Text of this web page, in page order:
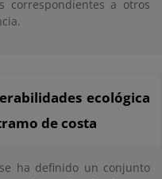
correspondientes a otros
ecológica
de costa
ha definido un conjunto